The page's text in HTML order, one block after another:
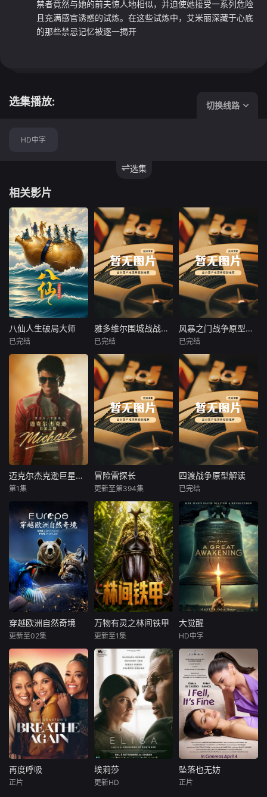
禁者竟然与她的前夫惊人地相似，并迫使她接受一系列危险
且充满感官诱惑的试炼。在这些试炼中，艾米丽深藏于心底
的那些禁忌记忆被逐一揭开
选集播放: 切换线路
选集
HD中字
相关影片
八仙人生破局大师
本故事重新解构八
仙传说，将神仙渡
劫落地为凡人破
局：铁拐李接纳残
缺，钟离权告别内
卷，吕洞宾放下执
念，张果老与时间
和解，蓝采和扔掉
标准答案，何仙姑
活成自己的靠山，
韩湘子挣脱世家期
家庭断舍离。八种
困局，八条出路，
用神仙的故事给凡
人一点“破局”的启
示。
八仙人生破局大师
已完结
雅多维尔围城战战争原型解读
本付费节目非正
片，本节目深度还
原一九六一年刚果
维和战场真相。一
百五十名爱尔兰维
和士兵在雅多维尔
小镇遭遇数倍雇佣
军疯狂围攻，凭借
简易战壕死守六天
创下零阵亡奇迹，
却因弹尽粮绝被迫
怯懦骂名长达半个
世纪。从矿产资本
博弈、维和规则漏
洞到大国战略牺
牲，层层揭开这场
围城悲剧背后冷战
格局、殖民遗留与
政治偏见交织的历
史真相。
雅多维尔围城战战争原型解读
已完结
风暴之门战争原型解读
本付费节目非正
片，九十名俄军伞
兵奉命封锁车臣峡
谷隘口，却撞见数
千叛军突围主力，
兵力悬殊二十倍的
七七六高地血战就
此爆发。从情报链
路失误到孤军死守
二十小时，从士兵
心理崩溃到指挥官
阵地的终极抉择，
五集深度拆解第二
次车臣战争最惨烈
阻击战，撕开英雄
叙事与真实战史的
边界，还原绝境中
普通士兵的牺牲与
风暴之门战争原型解读
已完结
迈克尔杰克逊巨星之路
尼娅·朗
朱利亚诺·瓦尔迪
影片讲述迈克尔·杰
克逊在音乐之外的
人生旅程，从他以
杰克逊五人组主唱
之姿被发掘出惊人
天赋的那一刻起，
直到他成为一位极
具远见的艺人，他
以无穷无尽的创作
全世界最伟大的娱
乐巨星。这部电影
同时呈现迈克尔·杰
克逊舞台之外的真
实人生，并且重现
他早期个人演艺生
涯中最具代表性的
经典表演，这部电
影为观众提供最贴
近的视角，以前所
未见的方式窥探这
位流行天王的内心
迈克尔杰克逊巨星之路
第1集
冒险雷探长
雷探长是一位旅行
侦探，他穿梭于不
同民族不同地域之
间，走访失落的古
迹，探寻人类未解
之谜，雷探长通过
全程自拍的方式呈
现给你一个真实神
奇的世界。
冒险雷探长
更新至第394集
四渡战争原型解读
本付费节目非正
片，三万红军面对
四十万国民党大军
围追堵截，四次渡
过赤水河，在绝境
中以灵活机动战法
扭转全局。从土城
失利后的战略转
进，到回师黔北攻
克娄山关重夺遵义
大捷，再到佯动诱
跳出铁桶合围，五
集层层拆解毛泽东
军事生涯的得意之
笔，还原长征中最
经典的以弱胜强机
动战典范，看红军
如何在必死之局中
创造战争奇迹。
四渡战争原型解读
已完结
穿越欧洲自然奇境
从斯瓦尔巴群岛冰
封的荒原，到沐浴
着阳光的地中海沿
岸，这部野生动物
纪录片深入探索了
欧洲最重要迷人的
栖息地，并邂逅了
最非凡的野生居
民。蓝鲸、北极熊
与翱翔天际的金雕
领衔登场，珍稀罕
穿越欧洲自然奇境
更新至02集
万物有灵之林间铁甲
本系列纪录片为
《万物有灵》系列
自然科普纪录片第
一季，以甲虫为窗
口，带领观众走进
奇妙的甲虫世界
——认识甲虫分
类、探索十大常见
甲虫的分布、学习
科学的观察方法，
用轻科普的形式激
万物有灵之林间铁甲
更新至1集
大觉醒
Sneed
18世纪中期，北美
殖民地深陷精神与
社会危机，牧师乔
治·怀特菲尔德开启
巡回布道，以充满
力量的言辞点燃民
众的信仰热情，掀
起席卷殖民地的第
一次大觉醒运动。
本杰明·富兰克林被
大觉醒
HD中字
再度呼吸
再度呼吸
正片
埃莉莎
埃莉莎
更新HD
坠落也无妨
坠落也无妨
正片